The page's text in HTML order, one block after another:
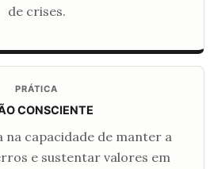
de crises.
PRÁTICA
CONSCIENTE
na capacidade de manter a
e sustentar valores em